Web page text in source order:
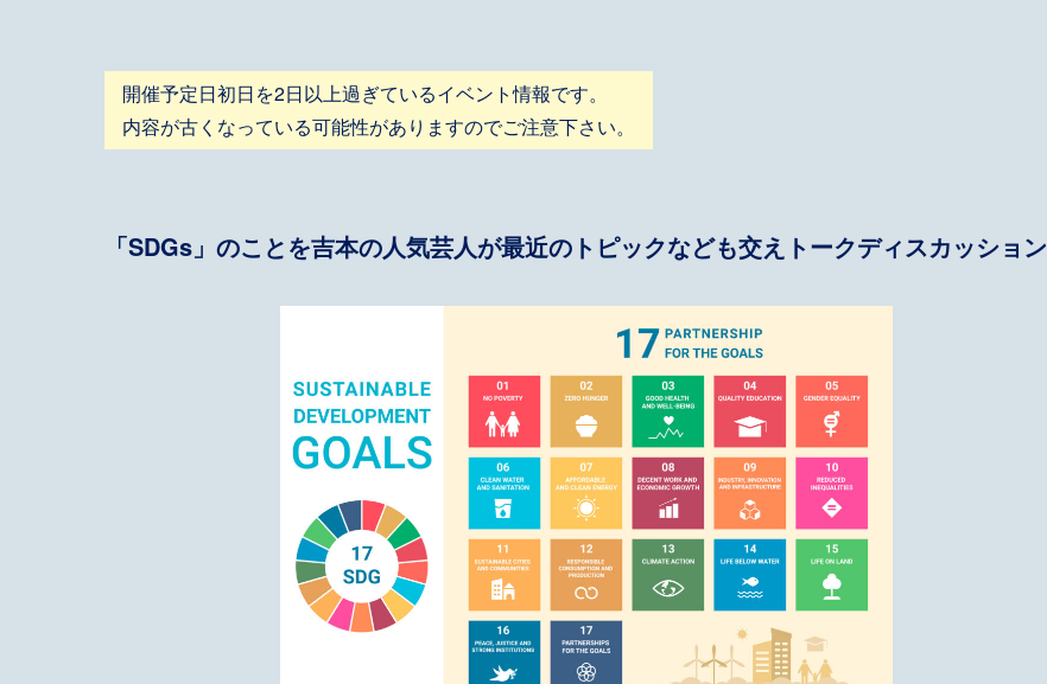
開催予定日初日を2日以上過ぎているイベント情報です。
内容が古くなっている可能性がありますのでご注意下さい。
「SDGs」のことを吉本の人気芸人が最近のトピックなども交えトークディスカッション